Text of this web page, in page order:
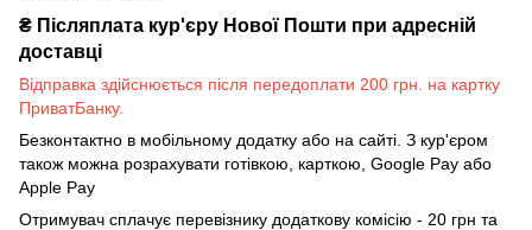
₴ Післяплата кур'єру Нової Пошти при адресній
доставці
Відправка здійснюється після передоплати 200 грн. на картку
ПриватБанку.
Безконтактно в мобільному додатку або на сайті. З кур'єром
також можна розрахувати готівкою, карткою, Google Pay або
Apple Pay
Отримувач сплачує перевізнику додаткову комісію - 20 грн та